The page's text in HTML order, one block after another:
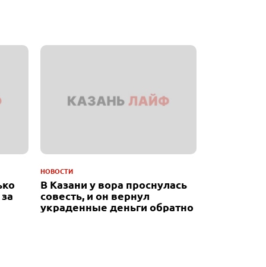
НОВОСТИ
В Казани у вора проснулась
совесть, и он вернул
украденные деньги обратно